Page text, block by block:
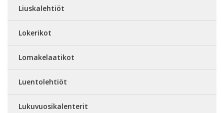
Liuskalehtiöt
Lokerikot
Lomakelaatikot
Luentolehtiöt
Lukuvuosikalenterit